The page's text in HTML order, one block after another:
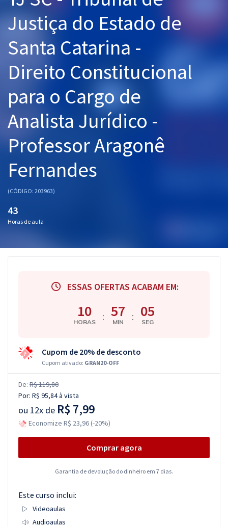
Graduação
Mentorias
Questões grátis
Conteúdo gratuito
Blog
Aprovados
Atendimento
Justiça do Estado de
Santa Catarina -
Direito Constitucional
para o Cargo de
Analista Jurídico -
Professor Aragonê
Fernandes
(CÓDIGO: 203963)
43
Horas de aula
ESSAS OFERTAS ACABAM EM:
10
HORAS : 57
MIN : 05
SEG
Cupom de 20% de desconto
Cupom ativado: GRAN20-OFF
De: R$ 119,80
Por: R$ 95,84à vista
ou 12x de R$ 7,99
Economize R$ 23,96 (-20%)
Comprar agora
Garantia de devolução do dinheiro em 7 dias.
Este curso inclui:
Videoaulas
Audioaulas